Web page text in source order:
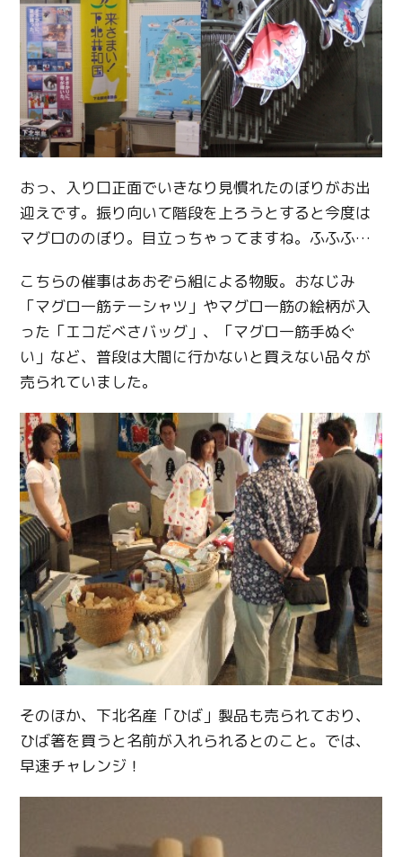
おっ、入り口正面でいきなり見慣れたのぼりがお出
迎えです。振り向いて階段を上ろうとすると今度は
マグロののぼり。目立っちゃってますね。ふふふ…
こちらの催事はあおぞら組による物販。おなじみ
「マグロ一筋テーシャツ」やマグロ一筋の絵柄が入
った「エコだべさバッグ」、「マグロ一筋手ぬぐ
い」など、普段は大間に行かないと買えない品々が
売られていました。
そのほか、下北名産「ひば」製品も売られており、
ひば箸を買うと名前が入れられるとのこと。では、
早速チャレンジ！